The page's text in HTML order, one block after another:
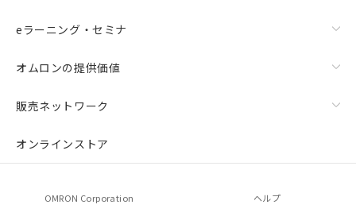
eラーニング・セミナ
オムロンの提供価値
販売ネットワーク
オンラインストア
OMRON Corporation ヘルプ